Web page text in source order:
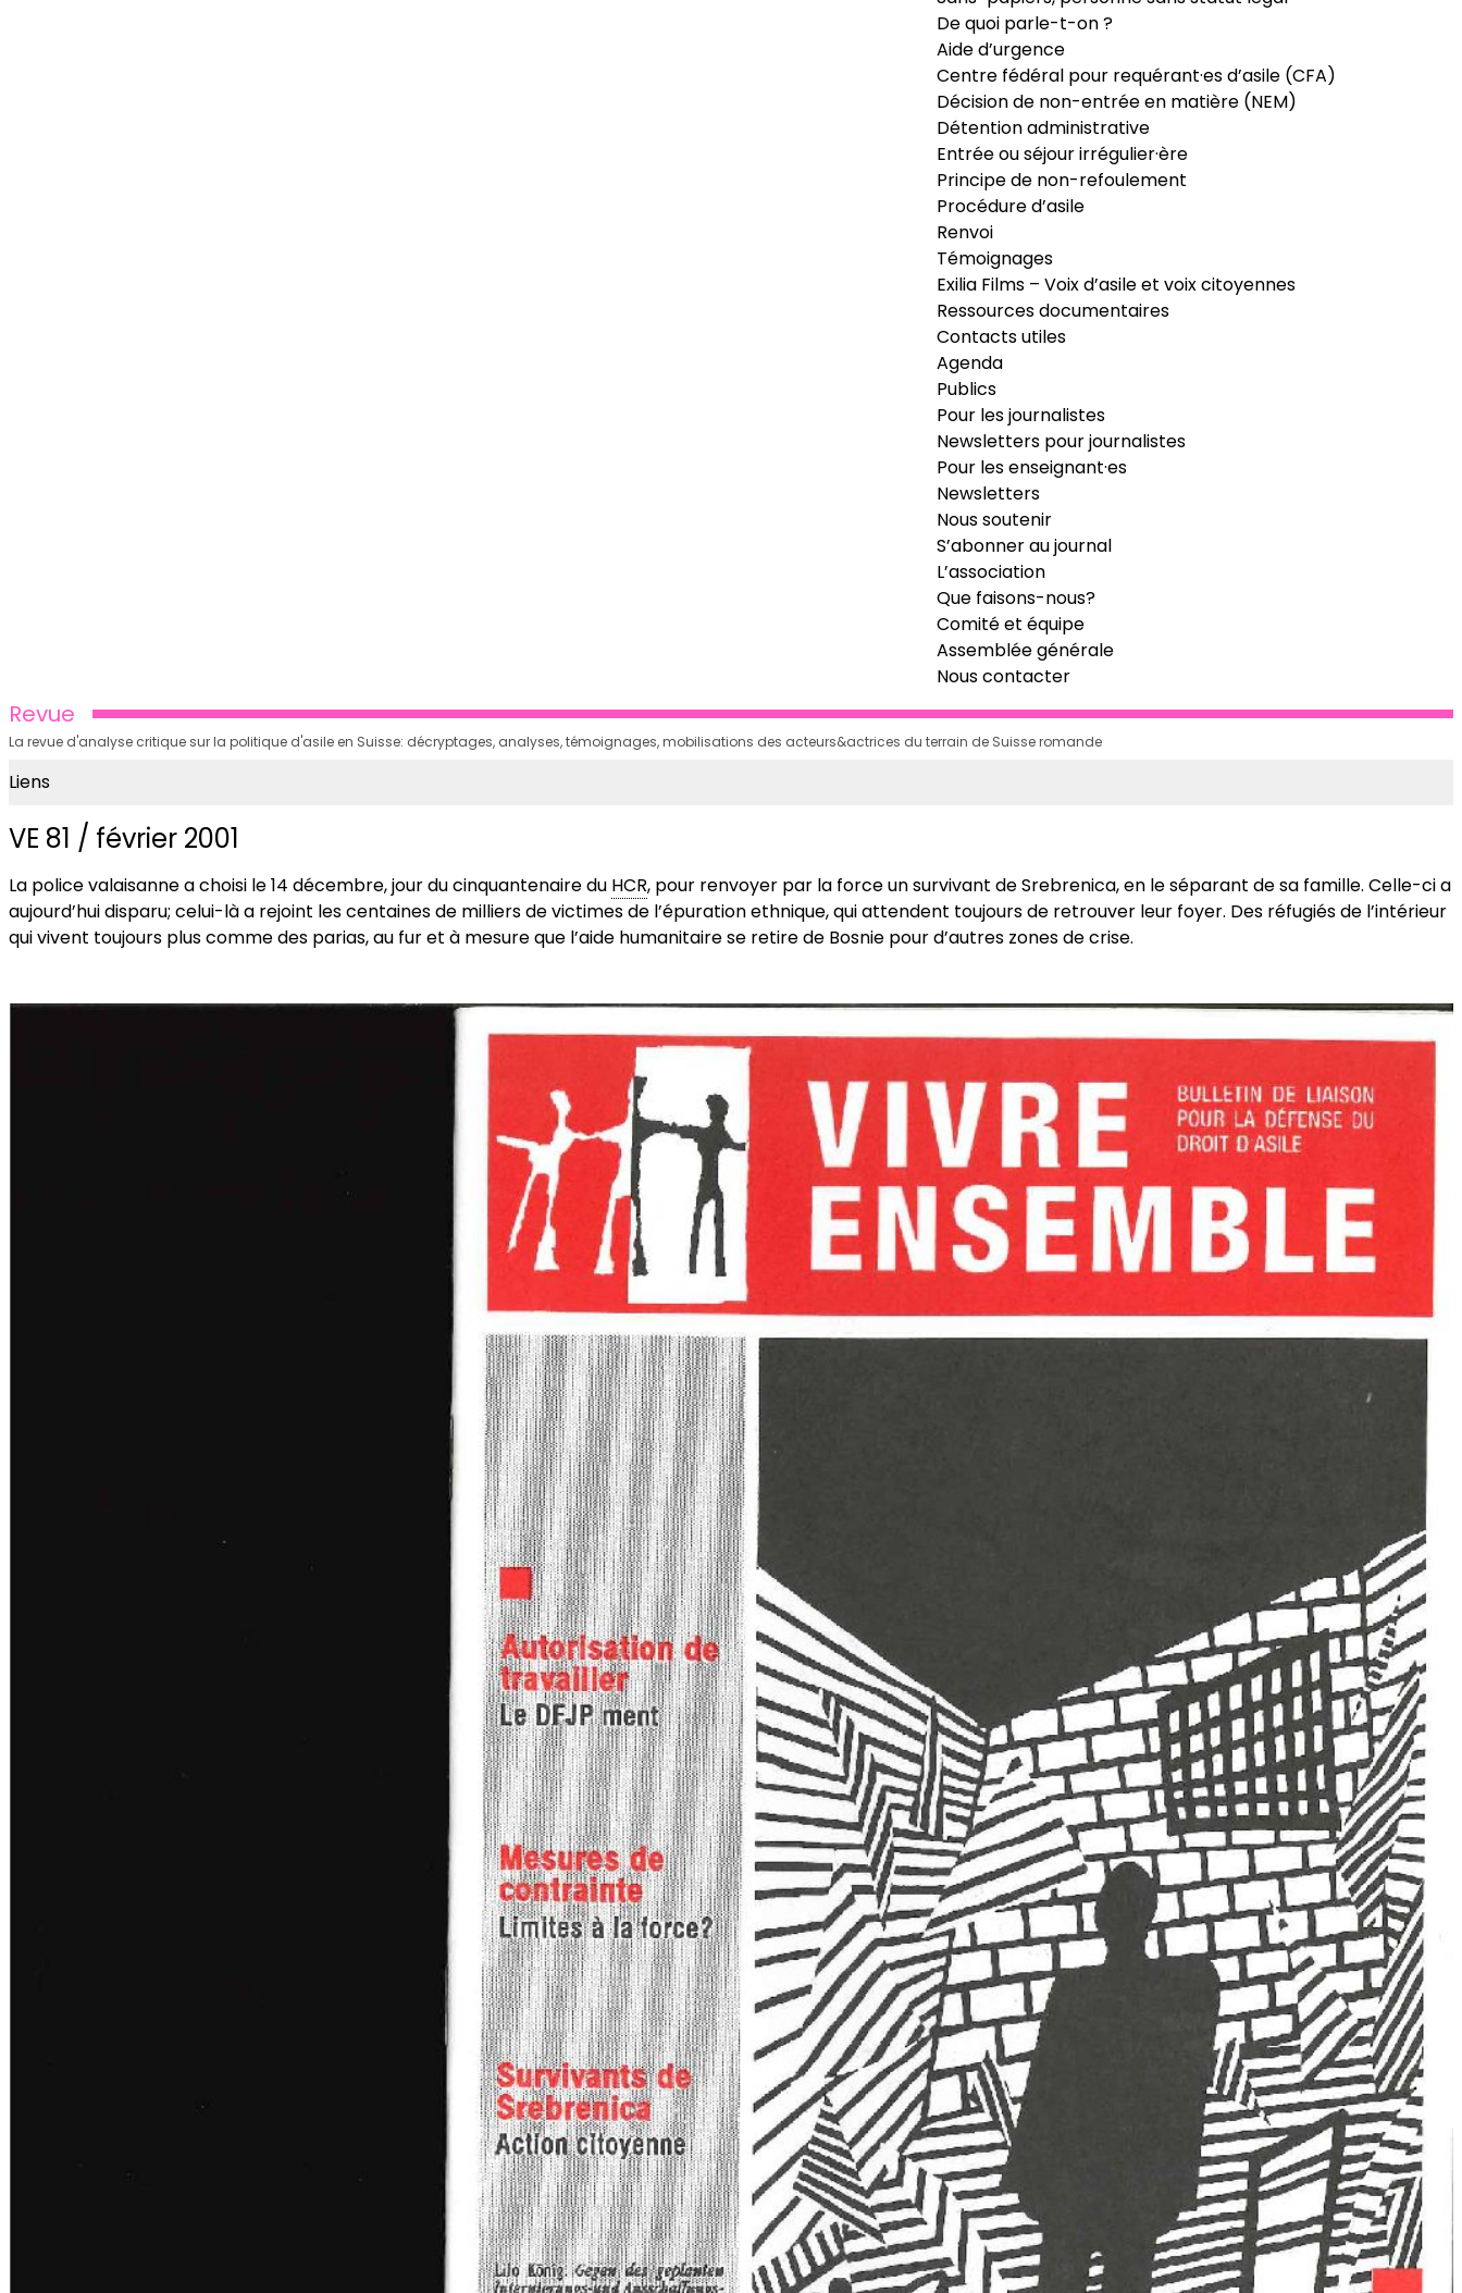
De quoi parle-t-on ?
Aide d’urgence
Centre fédéral pour requérant·es d’asile (CFA)
Décision de non-entrée en matière (NEM)
Détention administrative
Entrée ou séjour irrégulier·ère
Principe de non-refoulement
Procédure d’asile
Renvoi
Témoignages
Exilia Films – Voix d’asile et voix citoyennes
Ressources documentaires
Contacts utiles
Agenda
Publics
Pour les journalistes
Newsletters pour journalistes
Pour les enseignant·es
Newsletters
Nous soutenir
S’abonner au journal
L’association
Que faisons-nous?
Comité et équipe
Assemblée générale
Nous contacter
Revue
La revue d'analyse critique sur la politique d'asile en Suisse: décryptages, analyses, témoignages, mobilisations des acteurs&actrices du terrain de Suisse romande
Liens
VE 81 / février 2001
La police valaisanne a choisi le 14 décembre, jour du cinquantenaire du HCR, pour renvoyer par la force un survivant de Srebrenica, en le séparant de sa famille. Celle-ci a
aujourd’hui disparu; celui-là a rejoint les centaines de milliers de victimes de l’épuration ethnique, qui attendent toujours de retrouver leur foyer. Des réfugiés de l’intérieur
qui vivent toujours plus comme des parias, au fur et à mesure que l’aide humanitaire se retire de Bosnie pour d’autres zones de crise.